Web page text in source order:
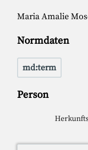
Maria Amalie
Normdaten
md:term
Person